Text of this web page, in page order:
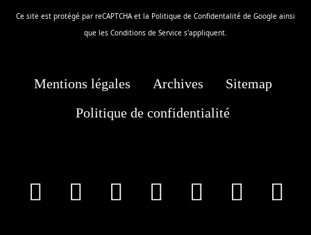
Ce site est protégé par reCAPTCHA et la Politique de Confidentalité de Google ainsi
que les Conditions de Service s'appliquent.
Mentions légales Archives
Sitemap
Politique de confidentialité
facebookInstagram
Youtube
Tik Tok